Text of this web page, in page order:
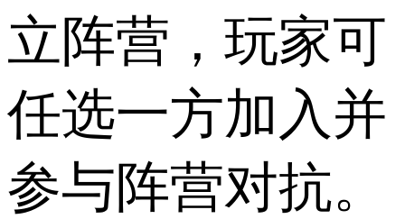
立阵营，玩家可
任选一方加入并
参与阵营对抗。